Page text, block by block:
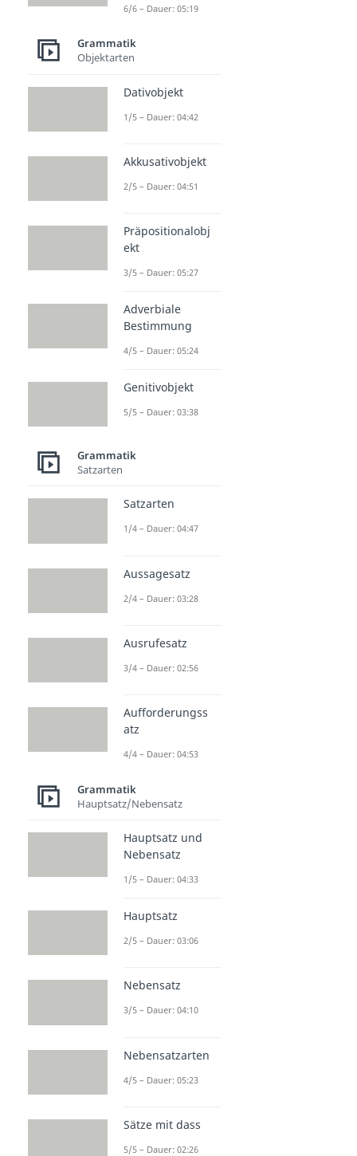
6/6 – Dauer: 05:19
Grammatik
Objektarten
Dativobjekt
1/5 – Dauer: 04:42
Akkusativobjekt
2/5 – Dauer: 04:51
Präpositionalobj
ekt
3/5 – Dauer: 05:27
Adverbiale
Bestimmung
4/5 – Dauer: 05:24
Genitivobjekt
5/5 – Dauer: 03:38
Grammatik
Satzarten
Satzarten
1/4 – Dauer: 04:47
Aussagesatz
2/4 – Dauer: 03:28
Ausrufesatz
3/4 – Dauer: 02:56
Aufforderungss
atz
4/4 – Dauer: 04:53
Grammatik
Hauptsatz/Nebensatz
Hauptsatz und
Nebensatz
1/5 – Dauer: 04:33
Hauptsatz
2/5 – Dauer: 03:06
Nebensatz
3/5 – Dauer: 04:10
Nebensatzarten
4/5 – Dauer: 05:23
Sätze mit dass
5/5 – Dauer: 02:26